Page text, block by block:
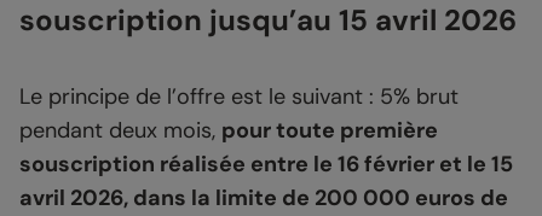
souscription jusqu’au 15 avril 2026
Le principe de l’offre est le suivant : 5% brut
pendant deux mois, pour toute première
souscription réalisée entre le 16 février et le 15
avril 2026, dans la limite de 200 000 euros de